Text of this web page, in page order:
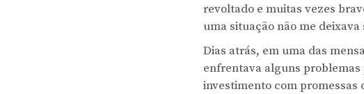
revoltado e muitas vezes
uma situação não me deixava
Dias atrás, em uma das
enfrentava alguns problemas
investimento com promessas